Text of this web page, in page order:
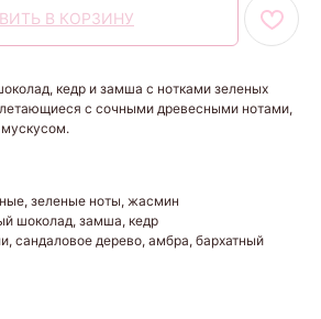
В КОРЗИНУ
кедр и замша с нотками зеленых
с сочными древесными нотами,
зеленые ноты, жасмин
шоколад, замша, кедр
сандаловое дерево, амбра, бархатный